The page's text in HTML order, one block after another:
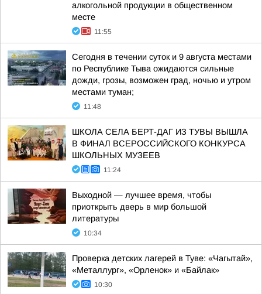
алкогольной продукции в общественном
месте
11:55
Сегодня в течении суток и 9 августа местами
по Республике Тыва ожидаются сильные
дожди, грозы, возможен град, ночью и утром
местами туман;
11:48
ШКОЛА СЕЛА БЕРТ-ДАГ ИЗ ТУВЫ ВЫШЛА
В ФИНАЛ ВСЕРОССИЙСКОГО КОНКУРСА
ШКОЛЬНЫХ МУЗЕЕВ
11:24
Выходной — лучшее время, чтобы
приоткрыть дверь в мир большой
литературы
10:34
Проверка детских лагерей в Туве: «Чагытай»,
«Металлург», «Орленок» и «Байлак»
10:30